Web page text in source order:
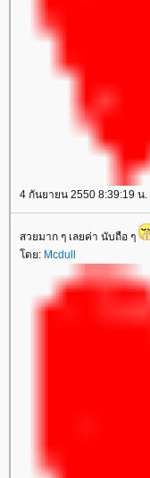
4 กันยายน 2550 8:39:19 น.
สวยมาก ๆ เลยค่า นับถือ ๆ
โดย: Mcdull